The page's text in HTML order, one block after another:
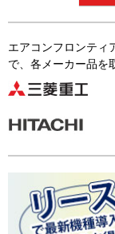
エアコンフロンティ
で、各メーカー品を